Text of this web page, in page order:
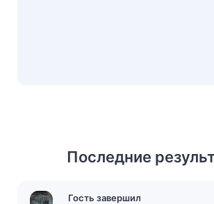
Последние
Гость завершил